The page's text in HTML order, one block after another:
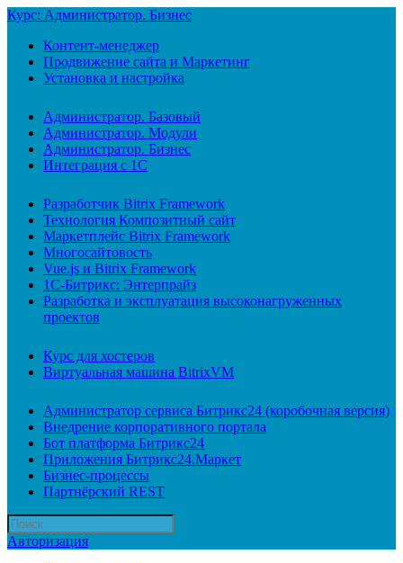
Курс: Администратор. Бизнес
Контент-менеджер
Продвижение сайта и Маркетинг
Установка и настройка
Администратор. Базовый
Администратор. Модули
Администратор. Бизнес
Интеграция с 1С
Разработчик Bitrix Framework
Технология Композитный сайт
Маркетплейс Bitrix Framework
Многосайтовость
Vue.js и Bitrix Framework
1С-Битрикс: Энтерпрайз
Разработка и эксплуатация высоконагруженных
проектов
Курс для хостеров
Виртуальная машина BitrixVM
Администратор сервиса Битрикс24 (коробочная версия)
Внедрение корпоративного портала
Бот платформа Битрикс24
Приложения Битрикс24.Маркет
Бизнес-процессы
Партнёрский REST
Авторизация